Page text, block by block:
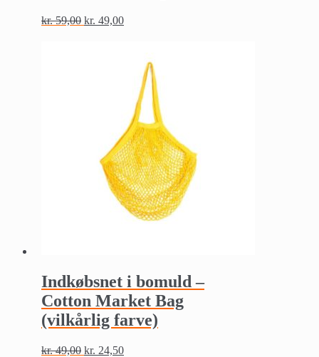
kr.59,00 kr. 49,00
Indkøbsnet i bomuld –
Cotton Market Bag
(vilkårlig farve)
kr.49,00 kr. 24,50